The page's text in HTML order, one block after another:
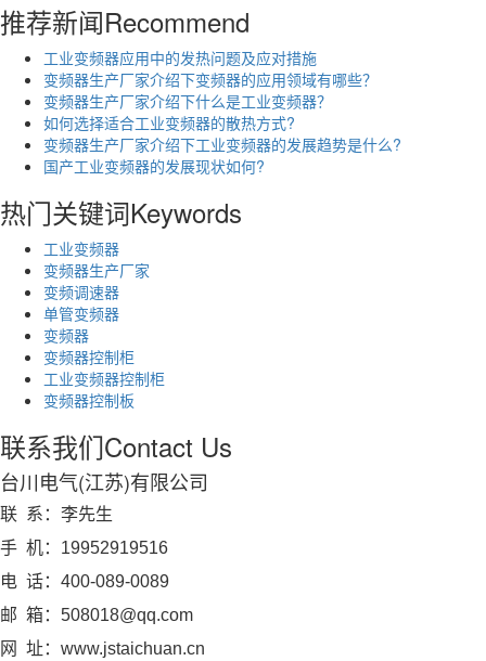
推荐新闻Recommend
工业变频器应用中的发热问题及应对措施
变频器生产厂家介绍下变频器的应用领域有哪些？
变频器生产厂家介绍下什么是工业变频器？
如何选择适合工业变频器的散热方式?
变频器生产厂家介绍下工业变频器的发展趋势是什么?
国产工业变频器的发展现状如何?
热门关键词Keywords
工业变频器
变频器生产厂家
变频调速器
单管变频器
变频器
变频器控制柜
工业变频器控制柜
变频器控制板
联系我们Contact Us
台川电气(江苏)有限公司
联 系：李先生
手 机：19952919516
电 话：400-089-0089
邮 箱：508018@qq.com
网 址：www.jstaichuan.cn